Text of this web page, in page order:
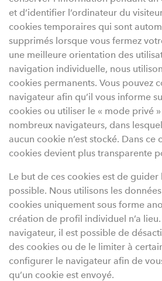
et d’identifier l’ordinateur du
cookies temporaires qui sont
supprimés lorsque vous fermez
une meilleure orientation des
navigation individuelle, nous
cookies permanents. Vous pouvez
navigateur afin qu’il vous informe
cookies ou utiliser le « mode privé
nombreux navigateurs, dans
aucun cookie n’est stocké. Dans ce
cookies devient plus transparente
Le but de ces cookies est de guider
possible. Nous utilisons les
cookies uniquement sous forme
création de profil individuel n’a
navigateur, il est possible de
des cookies ou de le limiter à
configurer le navigateur afin de
qu’un cookie est envoyé.